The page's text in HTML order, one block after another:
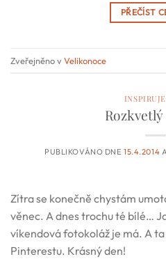
PŘEČÍST
Zveřejněno v Velikonoce
PUBLIKOVÁNO DNE15.4.2014
Zítra se konečně chystám
věnec. A dnes trochu té bílé…
víkendová fotokoláž je má. A
Pinterestu. Krásný den!